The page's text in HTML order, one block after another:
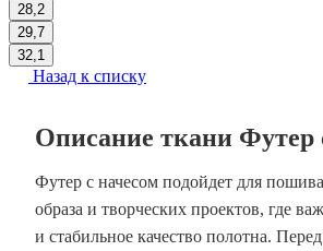
28,2
29,7
32,1
Назад к списку
Описание ткани Футер
Футер с начесом подойдет для
образа и творческих проектов, где
и стабильное качество полотна.